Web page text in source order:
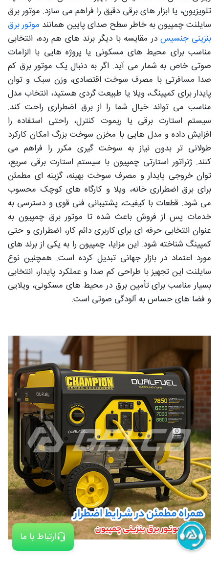
ارتباط با ما
تلویزیون، یا ابزار های برقی دقیق را فراهم می سازد. موتور برق
سایلنت چمپیون به خاطر سطح صدای پایین همانند موتور برق
بنزینی جنسیسدر مقایسه با دیگر برند های هم رده، انتخابی
مناسب برای محیط های مسکونی یا پروژه هایی با الزامات
صوتی خاص به شمار می آید. اگر به دنبال یک موتور برق کم
صدا مسافرتی با مصرف سوخت اقتصادی، وزن سبک و توان
پایدار برای کمپینگ، ویلا یا طبیعت گردی هستید، انتخاب مدل
مناسب می تواند خیال شما را از برق اضطراری راحت کند.
سیستم استارت برقی یا ریموت کنترل، راحتی استفاده را
افزایش داده و مدل هایی با مخزن سوخت بزرگ امکان کارکرد
طولانی تر بدون نیاز به سوخت گیری مکرر را فراهم می
کنند. ژنراتور استارتی چمپیون با سیستم استارت برقی سریع،
توان خروجی پایدار و مصرف سوخت بهینه، گزینه ای مطمئن
برای برق اضطراری خانه، ویلا و کارگاه های کوچک محسوب
می شود. قطعات با کیفیت، پشتیبانی فنی قوی و دسترسی به
خدمات پس از فروش باعث شده تا موتور برق چمپیون به
عنوان انتخابی حرفه ای برای کاربری دائم کار، اضطراری و حتی
کمپینگ شناخته شود. این مزایا، چمپیون را به یکی از برند های
مورد اعتماد در بازار جهانی تبدیل کرده است. همچنین نوع
سایلنت این تجهیز با طراحی کم صدا و عملکرد پایدار، انتخابی
بسیار مناسب برای تأمین برق در محیط های مسکونی، ویلایی
و فضا های حساس به آلودگی صوتی است.